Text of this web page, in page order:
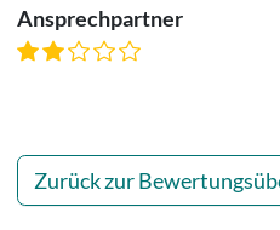
Ansprechpartner
Zurück zur